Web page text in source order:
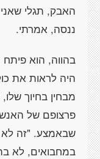
האבק, תגלי
ננסה, אמרתי.
בהווה, הוא
היה לראות את
מבחין בחיוך
פרצופם של
שבאמצע. "זה לא
במחבואים, לא